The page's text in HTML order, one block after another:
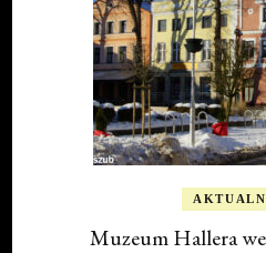
Muzeum Hallera